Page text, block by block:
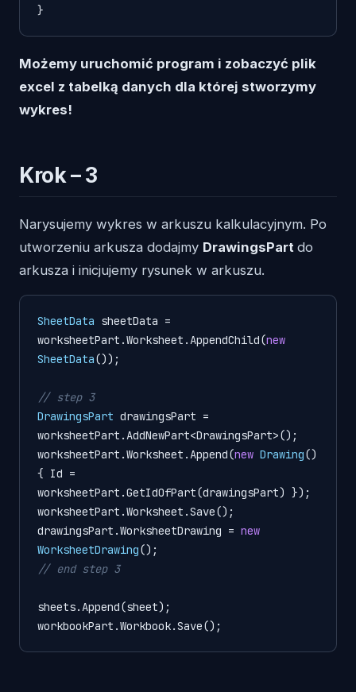
}
Możemy uruchomić program i zobaczyć plik
excel z tabelką danych dla której stworzymy
wykres!
Krok – 3
Narysujemy wykres w arkuszu kalkulacyjnym. Po
utworzeniu arkusza dodajmy DrawingsPart do
arkusza i inicjujemy rysunek w arkuszu.
SheetData sheetData =
worksheetPart.Worksheet.AppendChild(new
SheetData());
// step 3
DrawingsPart drawingsPart =
worksheetPart.AddNewPart<DrawingsPart>();
worksheetPart.Worksheet.Append(new Drawing()
{ Id =
worksheetPart.GetIdOfPart(drawingsPart) });
worksheetPart.Worksheet.Save();
drawingsPart.WorksheetDrawing = new
WorksheetDrawing
// end step 3
sheets.Append(sheet);
workbookPart.Workbook.Save();